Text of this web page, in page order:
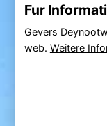
Fur
Gevers
web. Weitere